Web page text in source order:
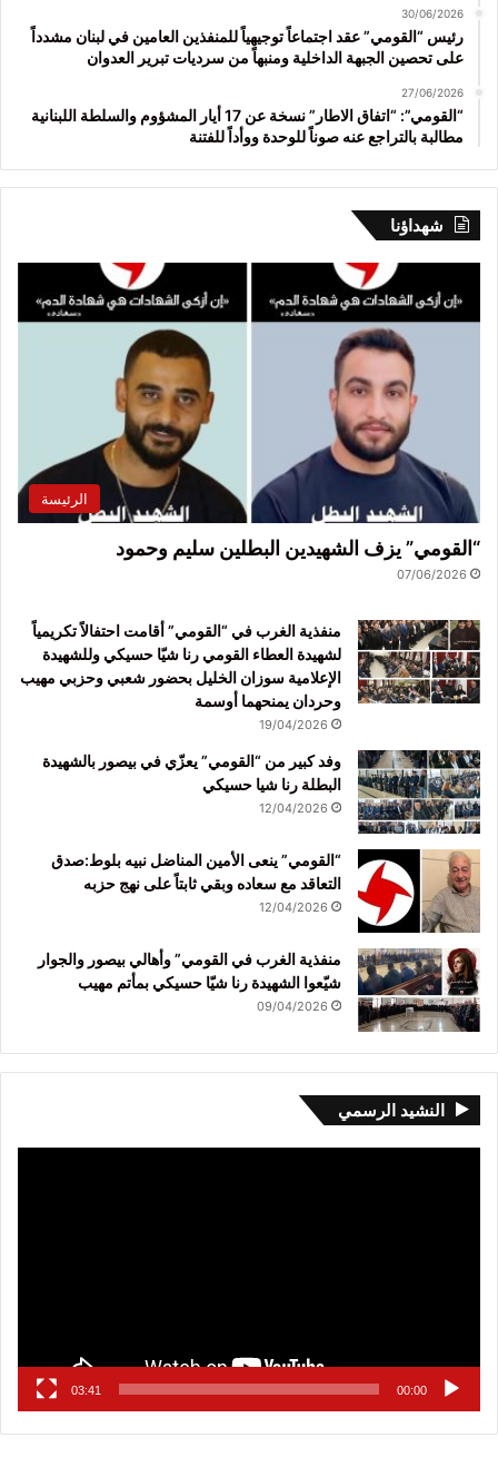
30/06/2026
رئيس “القومي” عقد اجتماعاً توجيهياً للمنفذين العامين في لبنان مشدداً
على تحصين الجبهة الداخلية ومنبهاً من سرديات تبرير العدوان
27/06/2026
“القومي”: “اتفاق الاطار” نسخة عن 17 أيار المشؤوم والسلطة اللبنانية
مطالبة بالتراجع عنه صوناً للوحدة ووأداً للفتنة
شهداؤنا
الرئيسة
“القومي” يزف الشهيدين البطلين سليم وحمود
07/06/2026
منفذية الغرب في “القومي” أقامت احتفالاً تكريمياً
لشهيدة العطاء القومي رنا شيّا حسيكي وللشهيدة
الإعلامية سوزان الخليل بحضور شعبي وحزبي مهيب
وحردان يمنحهما أوسمة
19/04/2026
وفد كبير من “القومي” يعزّي في بيصور بالشهيدة
البطلة رنا شيا حسيكي
12/04/2026
“القومي” ينعى الأمين المناضل نبيه بلوط:صدق
التعاقد مع سعاده وبقي ثابتاً على نهج حزبه
12/04/2026
منفذية الغرب في القومي” وأهالي بيصور والجوار
شيّعوا الشهيدة رنا شيّا حسيكي بمأتم مهيب
09/04/2026
النشيد الرسمي
00:00
03:41